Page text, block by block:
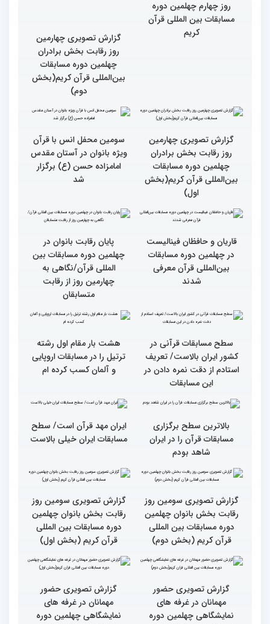
گزارش تصویری از حواشی
گزارش تصویری چهارمین
روز رقابت بخش برادران
چهلمین دوره مسابقات
بین‌المللی قرآن کریم(بخش
دوم)
روز رقابت بخش برادران
چهلمین دوره مسابقات
بین‌المللی قرآن کریم(بخش
اول)
ویژه بانوان در آستان مقدس
امامزاده حسن (ع) برگزار
شد
در چهلمین دوره مسابقات
بین‌المللی قرآن معرفی
شدند
چهلمین دوره مسابقات بین
المللی قرآن/نگاهی به
چهارمین روز از رقابت
سطح مسابقات قرآنی در
کشور ایران بالاست/ تعریف
استادم از دقت نمره دادن در
این مسابقات
هشت بار مقام اول رشته
ترتیل را در مسابقات اروپایی
بالاترین سطح برگزاری
شاهد بودم
ایران مهد قرآن است/ سطح
مسابقات ایران خیلی بالاست